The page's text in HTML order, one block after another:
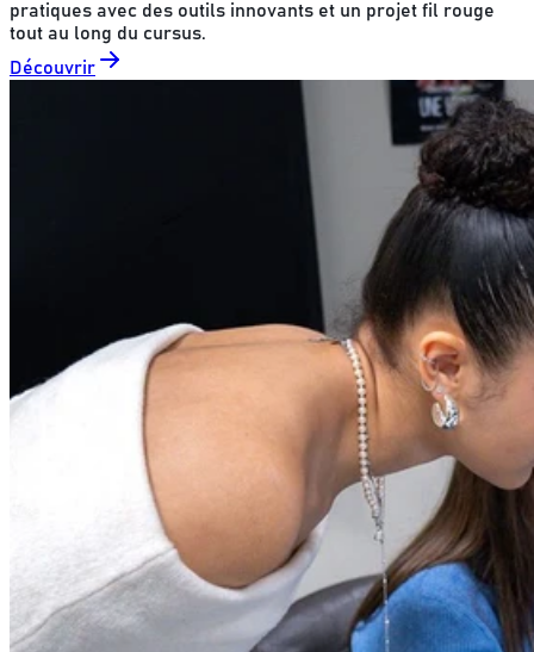
pratiques avec des outils innovants et un projet fil rouge
tout au long du cursus.
Découvrir